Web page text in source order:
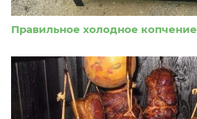
Правильное холодное копчение